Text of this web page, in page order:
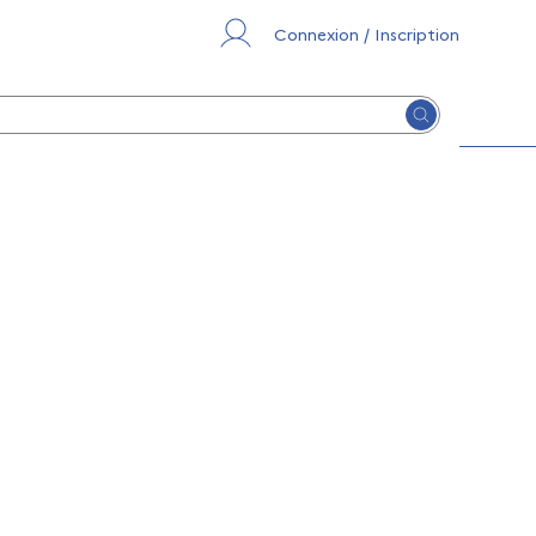
Connexion / Inscription
Lancer la